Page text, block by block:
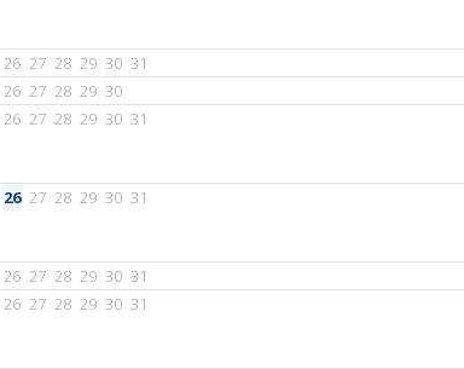
26 27 28 29 30 31
26 27 28 29 30
26 27 28 29 30 31
26 27 28 29 30 31
26 27 28 29 30 31
26 27 28 29 30 31